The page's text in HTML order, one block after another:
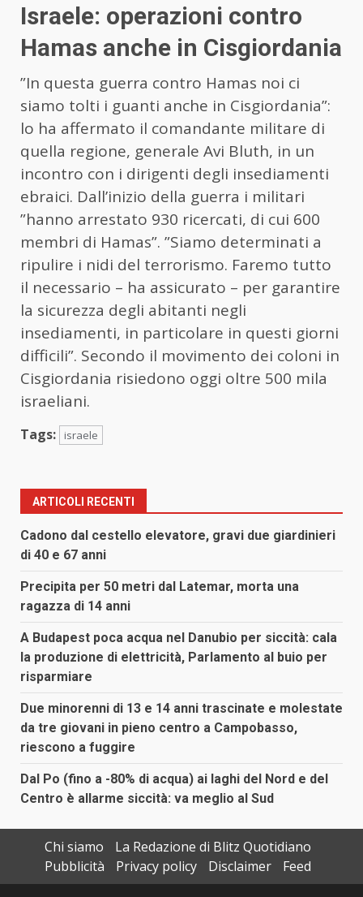
Israele: operazioni contro
Hamas anche in Cisgiordania
”In questa guerra contro Hamas noi ci
siamo tolti i guanti anche in Cisgiordania”:
lo ha affermato il comandante militare di
quella regione, generale Avi Bluth, in un
incontro con i dirigenti degli insediamenti
ebraici. Dall’inizio della guerra i militari
”hanno arrestato 930 ricercati, di cui 600
membri di Hamas”. ”Siamo determinati a
ripulire i nidi del terrorismo. Faremo tutto
il necessario – ha assicurato – per garantire
la sicurezza degli abitanti negli
insediamenti, in particolare in questi giorni
difficili”. Secondo il movimento dei coloni in
Cisgiordania risiedono oggi oltre 500 mila
israeliani.
Tags: israele
ARTICOLI RECENTI
Cadono dal cestello elevatore, gravi due giardinieri
di 40 e 67 anni
Precipita per 50 metri dal Latemar, morta una
ragazza di 14 anni
A Budapest poca acqua nel Danubio per siccità: cala
la produzione di elettricità, Parlamento al buio per
risparmiare
Due minorenni di 13 e 14 anni trascinate e molestate
da tre giovani in pieno centro a Campobasso,
riescono a fuggire
Dal Po (fino a -80% di acqua) ai laghi del Nord e del
Centro è allarme siccità: va meglio al Sud
Chi siamo
La Redazione di Blitz Quotidiano
Pubblicità
Privacy policy Disclaimer
Feed